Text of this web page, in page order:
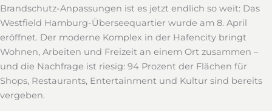
Brandschutz-Anpassungen ist es jetzt endlich so weit: Das
Westfield Hamburg-Überseequartier wurde am 8. April
eröffnet. Der moderne Komplex in der Hafencity bringt
Wohnen, Arbeiten und Freizeit an einem Ort zusammen –
und die Nachfrage ist riesig: 94 Prozent der Flächen für
Shops, Restaurants, Entertainment und Kultur sind bereits
vergeben.